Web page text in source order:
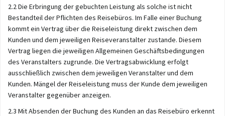
2.2 Die Erbringung der gebuchten Leistung als solche ist nicht
Bestandteil der Pflichten des Reisebüros. Im Falle einer Buchung
kommt ein Vertrag über die Reiseleistung direkt zwischen dem
Kunden und dem jeweiligen Reiseveranstalter zustande. Diesem
Vertrag liegen die jeweiligen Allgemeinen Geschäftsbedingungen
des Veranstalters zugrunde. Die Vertragsabwicklung erfolgt
ausschließlich zwischen dem jeweiligen Veranstalter und dem
Kunden. Mängel der Reiseleistung muss der Kunde dem jeweiligen
Veranstalter gegenüber anzeigen.
2.3 Mit Absenden der Buchung des Kunden an das Reisebüro erkennt